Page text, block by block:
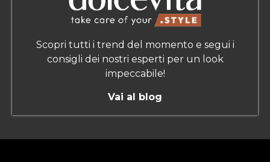
Scopri tutti i trend del momento e segui i
consigli dei nostri esperti per un look
impeccabile!
Vai al blog